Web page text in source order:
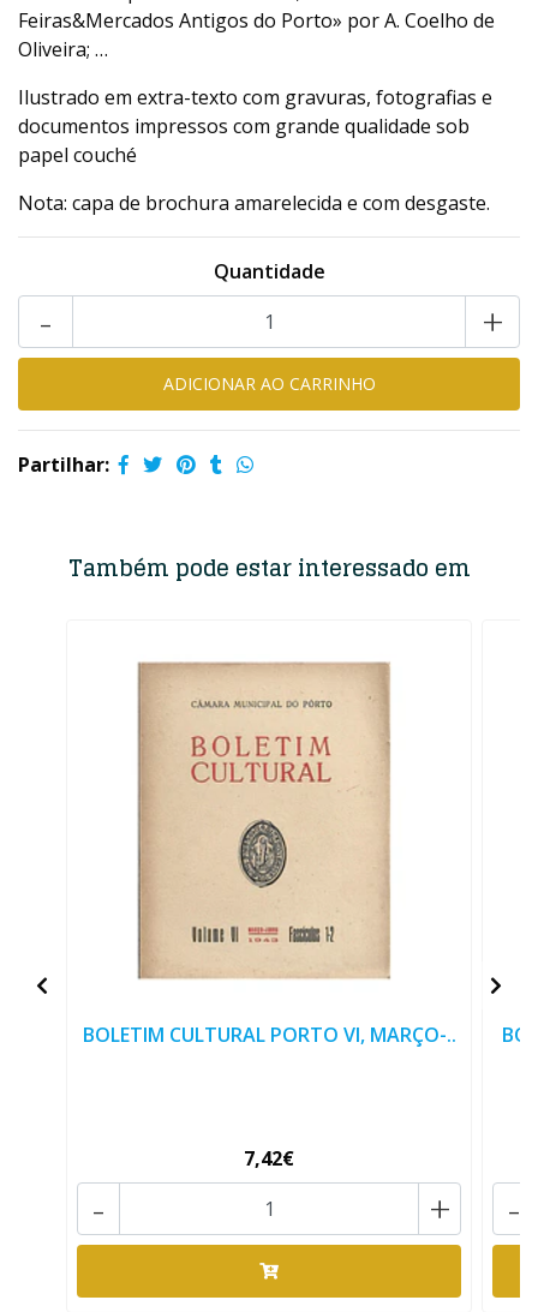
Feiras&Mercados Antigos do Porto» por A. Coelho de
Oliveira; …
Ilustrado em extra-texto com gravuras, fotografias e
documentos impressos com grande qualidade sob
papel couché
Nota: capa de brochura amarelecida e com desgaste.
Quantidade
+
-
Partilhar:
Também pode estar interessado em
BOLETIM CULTURAL PORTO VI, MARÇO-..
7,42€
+
- -